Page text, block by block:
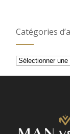
Catégories
Catégories